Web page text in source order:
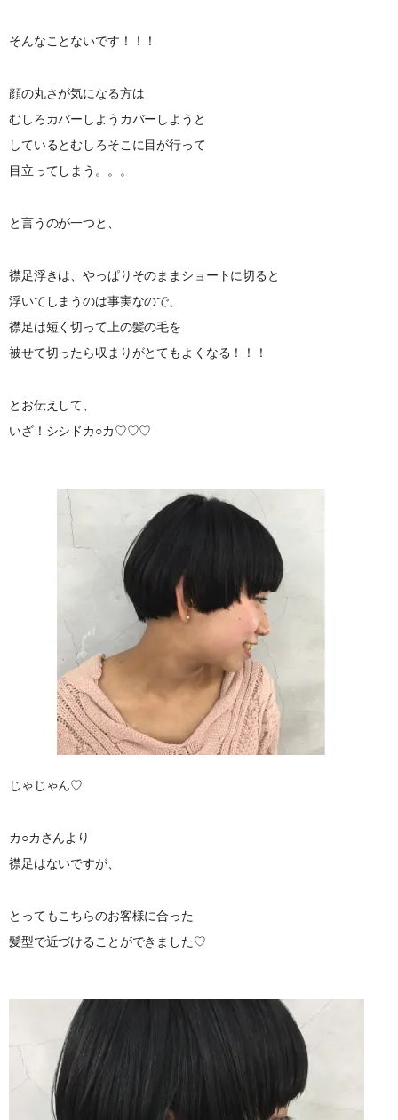
そんなことないです！！！
顔の丸さが気になる方は
むしろカバーしようカバーしようと
しているとむしろそこに目が行って
目立ってしまう。。。
と言うのが一つと、
襟足浮きは、やっぱりそのままショートに切ると
浮いてしまうのは事実なので、
襟足は短く切って上の髪の毛を
被せて切ったら収まりがとてもよくなる！！！
とお伝えして、
いざ！シシドカ○カ♡♡♡
じゃじゃん♡
カ○カさんより
襟足はないですが、
とってもこちらのお客様に合った
髪型で近づけることができました♡